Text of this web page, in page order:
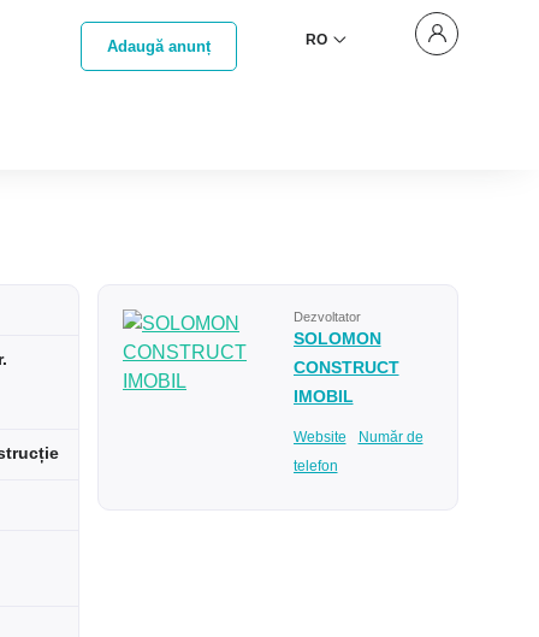
Adaugă anunț RO
Dezvoltator
SOLOMON
CONSTRUCT
IMOBIL
Website
Număr de
telefon